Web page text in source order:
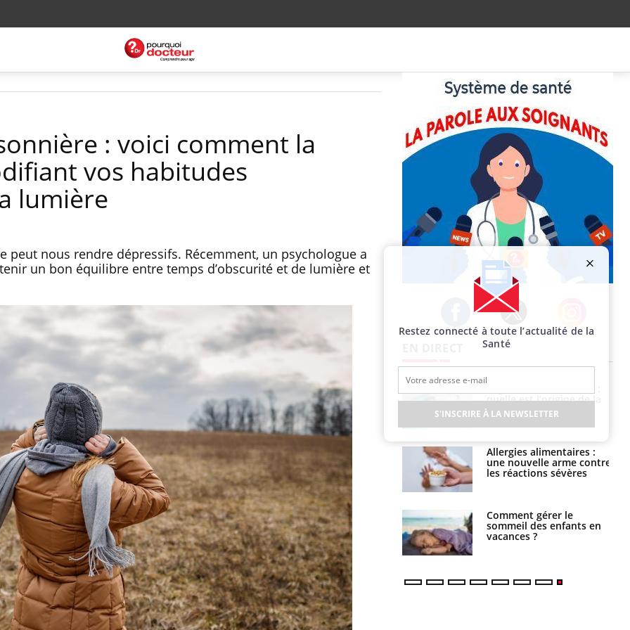
: voici comment la
vos habitudes
lumière
peut nous rendre dépressifs. Récemment, un psychologue a
un bon équilibre entre temps d’obscurité et de lumière et
Facebook Twitter Instagram
Le Viagra pourrait-il
freiner la propagation du
cancer ?
Pourquoi manger moins
de protéines pourrait
finalement être bénéfique
Grossesse et chaleur : ce
que dit la science
Le smartphone nuit-il à
l'apprentissage de la
lecture ?
Mordue par une tique en
vacances, elle reste dans
le coma pendant 42 jours
Mordue par un
barracuda, une petite fille
secourue grâce à un
réflexe essentiel
quelle est l’origine de la
contamination ?
Allergies alimentaires :
une nouvelle arme contre
les réactions sévères
Comment gérer le
sommeil des enfants en
vacances ?
Restez connecté à toute l’actualité de la
Santé
S'INSCRIRE À LA NEWSLETTER